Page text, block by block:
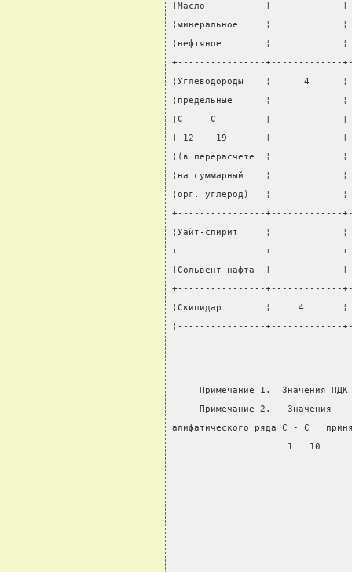
¦Масло           ¦
¦минеральное     ¦
¦нефтяное        ¦
+----------------+-------------
¦Углеводороды    ¦      4
¦предельные      ¦
¦С   - С         ¦
¦ 12    19       ¦
¦(в перерасчете  ¦
¦на суммарный    ¦
¦орг. углерод)   ¦
+----------------+-------------
¦Уайт-спирит     ¦
+----------------+-------------
¦Сольвент нафта  ¦
+----------------+-------------
¦Скипидар        ¦     4
¦----------------+-------------
Примечание 1.  Значения
Примечание 2.   Значения
алифатического ряда С - С
                     1   10